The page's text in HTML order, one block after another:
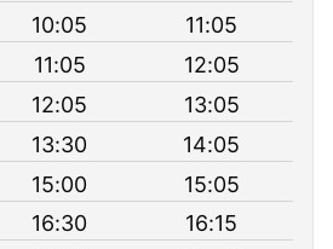
10:05
11:05
11:05
12:05
12:05
13:05
13:30
14:05
15:00
15:05
16:30
16:15